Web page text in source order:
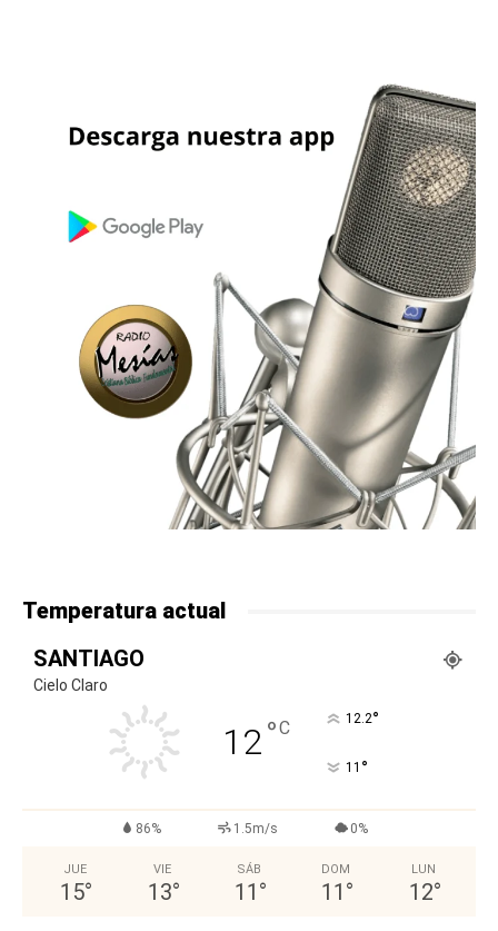
Temperatura actual
SANTIAGO
Cielo Claro
12°C 12.2°
11 °
86% 1.5m/s 0%
JUE
15°
VIE
13°
SÁB
11 °
DOM
11 °
LUN
12°